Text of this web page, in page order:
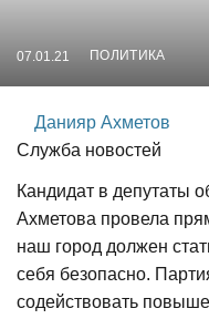
07.01.21 ПОЛИТИКА
Данияр Ахметов
Служба новостей
Кандидат в депутаты
Ахметова провела
наш город должен
себя безопасно.
содействовать